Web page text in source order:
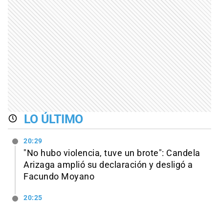
LO ÚLTIMO
20:29
"No hubo violencia, tuve un brote": Candela
Arizaga amplió su declaración y desligó a
Facundo Moyano
20:25